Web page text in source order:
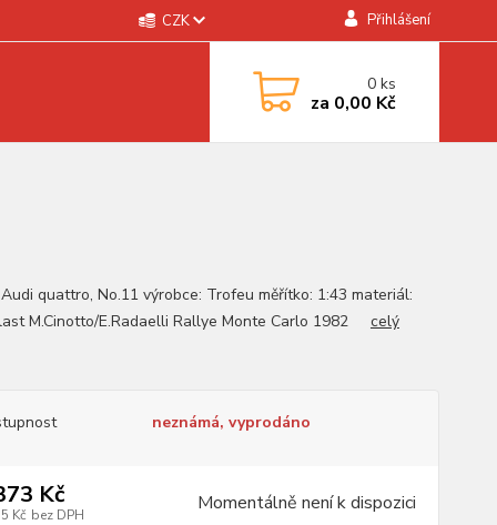
CZK Přihlášení
0ks
za 0,00 Kč
quattro, No.11 výrobce: Trofeu měřítko: 1:43 materiál:
M.Cinotto/E.Radaelli Rallye Monte Carlo 1982 celý
neznámá, vyprodáno
Kč
Kč bez DPH Momentálně není k dispozici